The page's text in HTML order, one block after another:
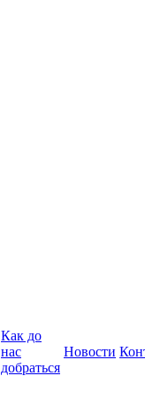
Как до
нас
добраться
Новости